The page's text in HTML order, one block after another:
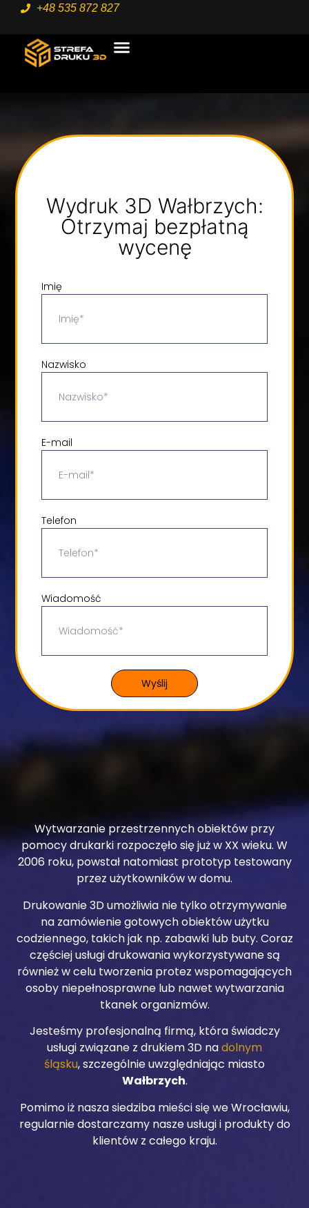
+48 535 872 827
Wytwarzanie przestrzennych obiektów przy
pomocy drukarki rozpoczęło się już w XX wieku. W
2006 roku, powstał natomiast prototyp testowany
przez użytkowników w domu.
Drukowanie 3D umożliwia nie tylko otrzymywanie
na zamówienie gotowych obiektów użytku
codziennego, takich jak np. zabawki lub buty. Coraz
częściej usługi drukowania wykorzystywane są
również w celu tworzenia protez wspomagających
osoby niepełnosprawne lub nawet wytwarzania
tkanek organizmów.
Jesteśmy profesjonalną firmą, która świadczy
usługi związane z drukiem 3D nadolnym
śląsku, szczególnie uwzględniając miasto
Wałbrzych.
Pomimo iż nasza siedziba mieści się we Wrocławiu,
regularnie dostarczamy nasze usługi i produkty do
klientów z całego kraju.
Wydruk 3D Wałbrzych:
Otrzymaj bezpłatną
wycenę
Imię
Nazwisko
E-mail
Telefon
Wiadomość
Wyślij